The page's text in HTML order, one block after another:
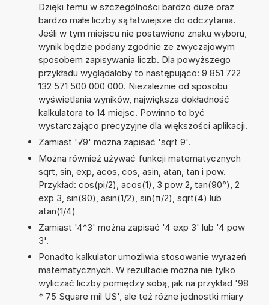
Dzięki temu w szczególności bardzo duże oraz
bardzo małe liczby są łatwiejsze do odczytania.
Jeśli w tym miejscu nie postawiono znaku wyboru,
wynik będzie podany zgodnie ze zwyczajowym
sposobem zapisywania liczb. Dla powyższego
przykładu wyglądałoby to następująco: 9 851 722
132 571 500 000 000. Niezależnie od sposobu
wyświetlania wyników, największa dokładność
kalkulatora to 14 miejsc. Powinno to być
wystarczająco precyzyjne dla większości aplikacji.
Zamiast '√9' można zapisać 'sqrt 9'.
Można również używać funkcji matematycznych
sqrt, sin, exp, acos, cos, asin, atan, tan i pow.
Przykład: cos(pi/2), acos(1), 3 pow 2, tan(90°), 2
exp 3, sin(90), asin(1/2), sin(π/2), sqrt(4) lub
atan(1/4)
Zamiast '4^3' można zapisać '4 exp 3' lub '4 pow
3'.
Ponadto kalkulator umożliwia stosowanie wyrażeń
matematycznych. W rezultacie można nie tylko
wyliczać liczby pomiędzy sobą, jak na przykład '98
* 75 Square mil US', ale też różne jednostki miary